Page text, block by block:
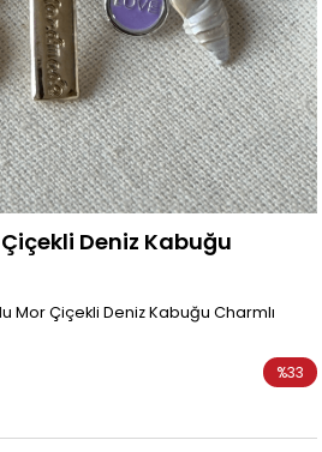
Deniz Kabuğu
Mor Çiçekli Deniz Kabuğu Charmlı
%33